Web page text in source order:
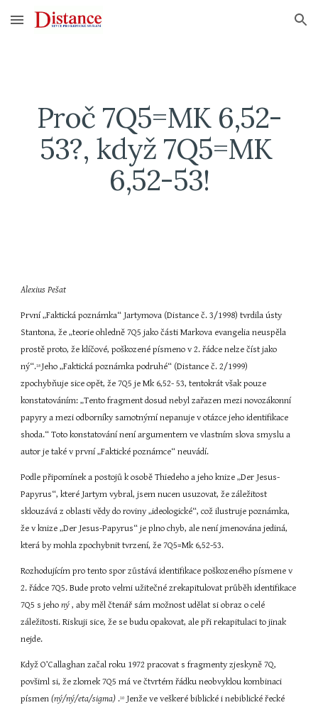
Skip to main content Skip to navigation
Proč 7Q5=MK 6,52-
53?, když 7Q5=MK
6,52-53!
Alexius Pešat
První „Faktická poznámka“ Jartymova (Distance č. 3/1998) tvrdila ústy
Stantona, že „teorie ohledně 7Q5 jako části Markova evangelia neuspěla
prostě proto, že klíčové, poškozené písmeno v 2. řádce nelze číst jako
ný“.18 Jeho „Faktická poznámka podruhé“ (Distance č. 2/1999)
zpochybňuje sice opět, že 7Q5 je Mk 6,52- 53, tentokrát však pouze
konstatováním: „Tento fragment dosud nebyl zařazen mezi novozákonní
papyry a mezi odborníky samotnýmí nepanuje v otázce jeho identifikace
shoda.“ Toto konstatování není argumentem ve vlastním slova smyslu a
autor je také v první „Faktické poznámce“ neuvádí.
Podle připomínek a postojů k osobě Thiedeho a jeho knize „Der Jesus-
Papyrus“, které Jartym vybral, jsem nucen usuzovat, že záležitost
sklouzává z oblasti vědy do roviny „ideologické“, což ilustruje poznámka,
že v knize „Der Jesus-Papyrus“ je plno chyb, ale není jmenována jediná,
která by mohla zpochybnit tvrzení, že 7Q5=Mk 6,52-53.
Rozhodujícím pro tento spor zůstává identifikace poškozeného písmene v
2. řádce 7Q5. Bude proto velmi užitečné zrekapitulovat průběh identifikace
7Q5 s jeho ný , aby měl čtenář sám možnost udělat si obraz o celé
záležitosti. Riskuji sice, že se budu opakovat, ale při rekapitulaci to jinak
nejde.
Když O’Callaghan začal roku 1972 pracovat s fragmenty zjeskyně 7Q,
povšiml si, že zlomek 7Q5 má ve čtvrtém řádku neobvyklou kombinaci
písmen (ný/ný/eta/sigma) .10 Jenže ve veškeré biblické i nebiblické řecké